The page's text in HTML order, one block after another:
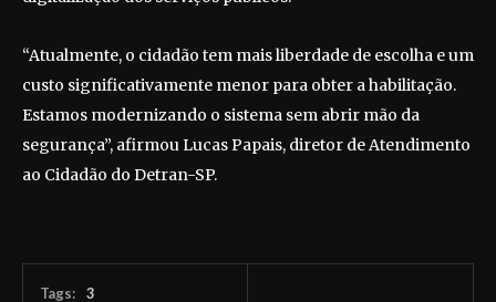
“Atualmente, o cidadão tem mais liberdade de escolha e um
custo significativamente menor para obter a habilitação.
Estamos modernizando o sistema sem abrir mão da
segurança”, afirmou Lucas Papais, diretor de Atendimento
ao Cidadão do Detran-SP.
Tags: 3